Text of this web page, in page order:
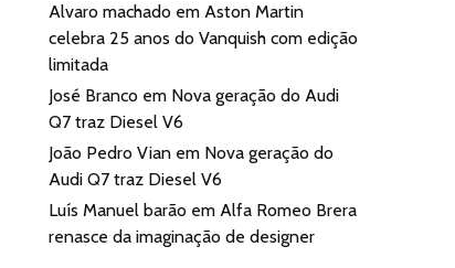
Alvaro machado emAston Martin
celebra 25 anos do Vanquish com edição
limitada
José Branco em Nova geração do Audi
Q7 traz Diesel V6
João Pedro Vian em Nova geração do
Audi Q7 traz Diesel V6
Luís Manuel barão emAlfa Romeo Brera
renasce da imaginação de designer